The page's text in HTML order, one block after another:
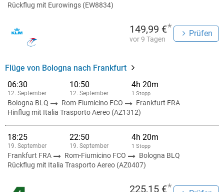
Rückflug mit Eurowings (EW8834)
149,99 €*
vor 9 Tagen
Prüfen
Flüge von Bologna nach Frankfurt
06:30
12. September
10:50
12. September
4h 20m
1 Stopp
Bologna BLQ Rom-Fiumicino FCO
Frankfurt FRA
Hinflug mit Italia Trasporto Aereo (AZ1312)
18:25
19. September
22:50
19. September
4h 20m
1 Stopp
Frankfurt FRA Rom-Fiumicino FCO
Bologna BLQ
Rückflug mit Italia Trasporto Aereo (AZ0407)
225,15 €*